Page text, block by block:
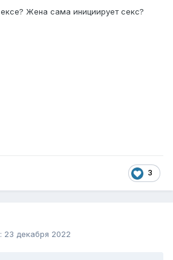
Жена сама инициирует секс?
3
23 декабря 2022